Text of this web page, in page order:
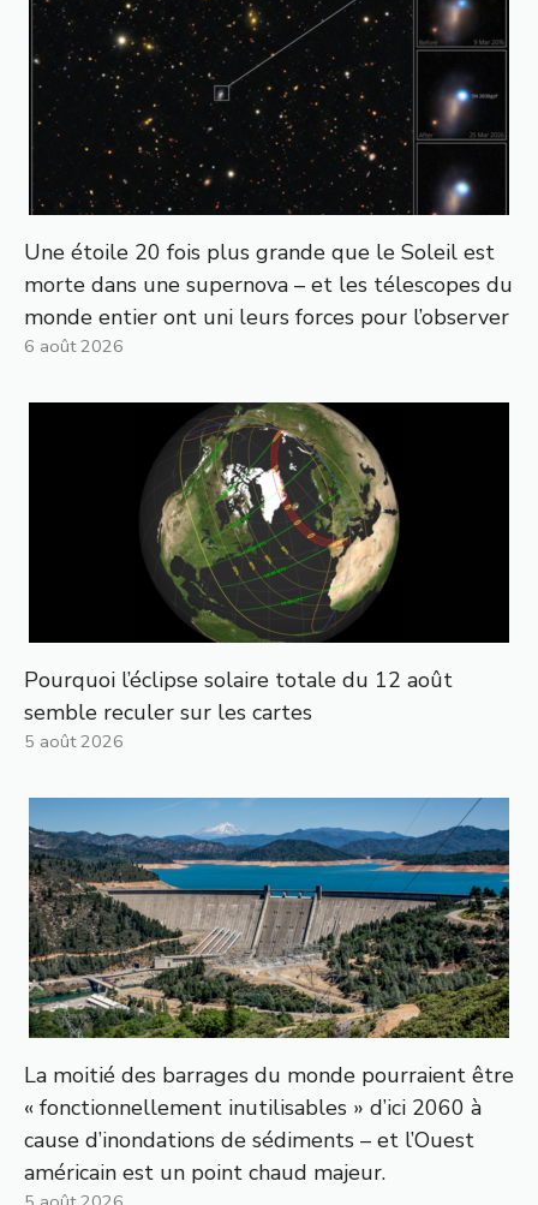
Une étoile 20 fois plus grande que le Soleil est
morte dans une supernova – et les télescopes du
monde entier ont uni leurs forces pour l’observer
6 août 2026
Pourquoi l’éclipse solaire totale du 12 août
semble reculer sur les cartes
5 août 2026
La moitié des barrages du monde pourraient être
« fonctionnellement inutilisables » d’ici 2060 à
cause d’inondations de sédiments – et l’Ouest
américain est un point chaud majeur.